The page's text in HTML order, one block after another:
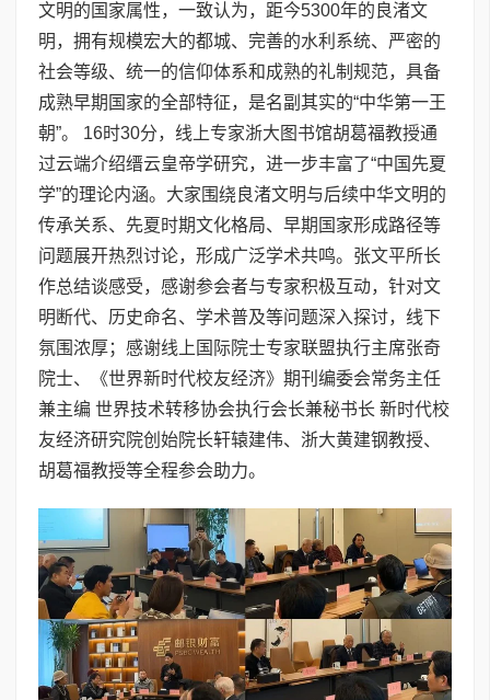
文明的国家属性，一致认为，距今5300年的良渚文
明，拥有规模宏大的都城、完善的水利系统、严密的
社会等级、统一的信仰体系和成熟的礼制规范，具备
成熟早期国家的全部特征，是名副其实的“中华第一王
朝”。 16时30分，线上专家浙大图书馆胡葛福教授通
过云端介绍缙云皇帝学研究，进一步丰富了“中国先夏
学”的理论内涵。大家围绕良渚文明与后续中华文明的
传承关系、先夏时期文化格局、早期国家形成路径等
问题展开热烈讨论，形成广泛学术共鸣。张文平所长
作总结谈感受，感谢参会者与专家积极互动，针对文
明断代、历史命名、学术普及等问题深入探讨，线下
氛围浓厚；感谢线上国际院士专家联盟执行主席张奇
院士、《世界新时代校友经济》期刊编委会常务主任
兼主编 世界技术转移协会执行会长兼秘书长 新时代校
友经济研究院创始院长轩辕建伟、浙大黄建钢教授、
胡葛福教授等全程参会助力。